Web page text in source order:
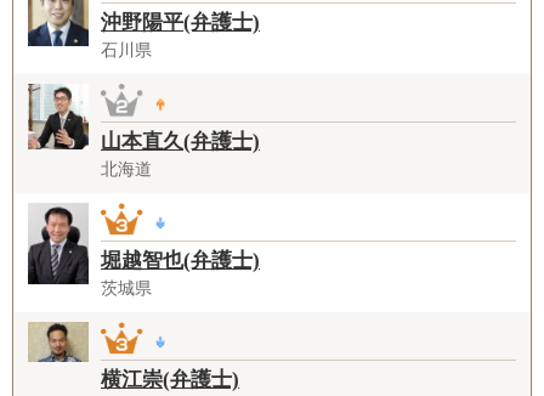
沖野陽平(弁護士)
石川県
山本直久(弁護士)
北海道
堀越智也(弁護士)
茨城県
横江崇(弁護士)